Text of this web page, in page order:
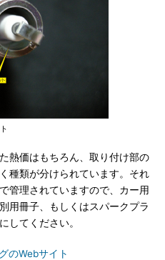
熱価はもちろん、取り付け部の
種類が分けられています。それ
管理されていますので、カー用
用冊子、もしくはスパークプラ
してください。
のWebサイト